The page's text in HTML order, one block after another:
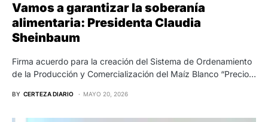
Vamos a garantizar la soberanía
alimentaria: Presidenta Claudia
Sheinbaum
Firma acuerdo para la creación del Sistema de Ordenamiento
de la Producción y Comercialización del Maíz Blanco “Precio…
BY CERTEZA DIARIO MAYO 20, 2026